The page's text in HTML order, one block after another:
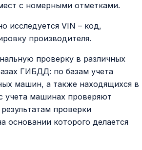
с номерными отметками.
исследуется VIN – код,
производителя.
проверку в различных
ГИБДД: по базам учета
машин, а также находящихся в
учета машинах проверяют
проверки
основании которого делается